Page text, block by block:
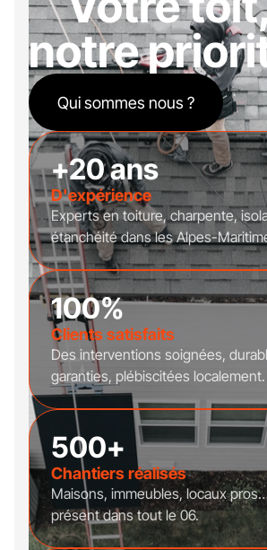
notre
Qui sommes nous ?
+20 ans
D'expérience
Experts en toiture, charpente,
étanchéité dans les Alpes-
100%
Clients satisfaits
Des interventions soignées,
garanties, plébiscitées localement.
500+
Chantiers réalisés
Maisons, immeubles, locaux
présent dans tout le 06.